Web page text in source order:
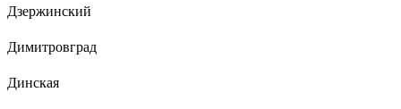
Дзержинский
Димитровград
Динская